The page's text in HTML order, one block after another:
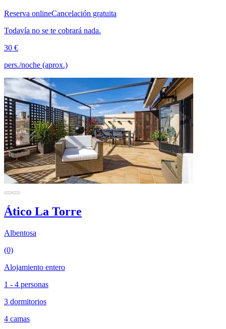
Reserva onlineCancelación gratuita
Todavía no se te cobrará nada.
30 €
pers./noche (aprox.)
Ático La Torre
Albentosa
(0)
Alojamiento entero
1 - 4 personas
3 dormitorios
4 camas